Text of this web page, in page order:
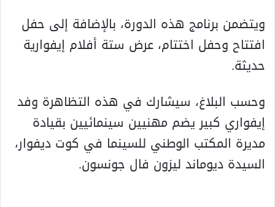
ويتضمن برنامج هذه الدورة، بالإضافة إلى حفل
افتتاح وحفل اختتام، عرض ستة أفلام إيفوارية
حديثة.
وحسب البلاغ، سيشارك في هذه التظاهرة وفد
إيفواري كبير يضم مهنيين سينمائيين بقيادة
مديرة المكتب الوطني للسينما في كوت ديفوار،
السيدة ديوماند ليزون فال جونسون.